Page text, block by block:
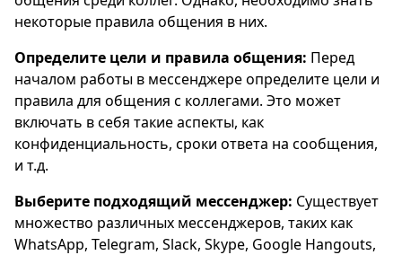
некоторые правила общения в них.
Определите цели и правила общения: Перед
началом работы в мессенджере определите цели и
правила для общения с коллегами. Это может
включать в себя такие аспекты, как
конфиденциальность, сроки ответа на сообщения,
и т.д.
Выберите подходящий мессенджер: Существует
множество различных мессенджеров, таких как
WhatsApp, Telegram, Slack, Skype, Google Hangouts,